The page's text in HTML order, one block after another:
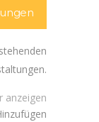
anzeigen